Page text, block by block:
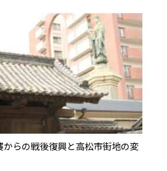
からの戦後復興と高松市街地の変